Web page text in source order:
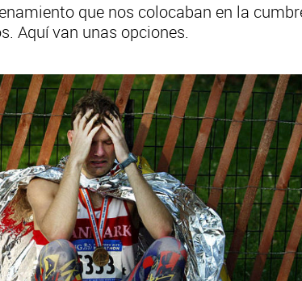
que nos colocaban en la
Aquí van unas opciones.